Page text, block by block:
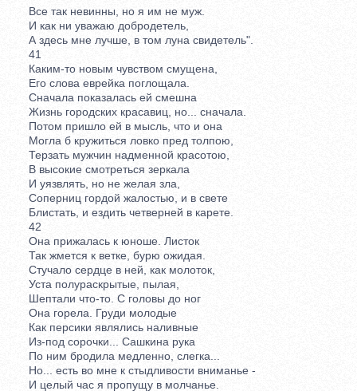
Все так невинны, но я им не муж.
И как ни уважаю добродетель,
А здесь мне лучше, в том луна свидетель".
41
Каким-то новым чувством смущена,
Его слова еврейка поглощала.
Сначала показалась ей смешна
Жизнь городских красавиц, но... сначала.
Потом пришло ей в мысль, что и она
Могла б кружиться ловко пред толпою,
Терзать мужчин надменной красотою,
В высокие смотреться зеркала
И уязвлять, но не желая зла,
Соперниц гордой жалостью, и в свете
Блистать, и ездить четверней в карете.
42
Она прижалась к юноше. Листок
Так жмется к ветке, бурю ожидая.
Стучало сердце в ней, как молоток,
Уста полураскрытые, пылая,
Шептали что-то. С головы до ног
Она горела. Груди молодые
Как персики являлись наливные
Из-под сорочки... Сашкина рука
По ним бродила медленно, слегка...
Но... есть во мне к стыдливости вниманье -
И целый час я пропущу в молчанье.